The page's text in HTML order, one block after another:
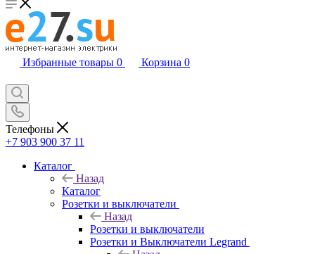
Избранные товары 0 Корзина 0
Телефоны
+7 903 900 37 11
Каталог
Назад
Каталог
Розетки и выключатели
Назад
Розетки и выключатели
Розетки и Выключатели Legrand